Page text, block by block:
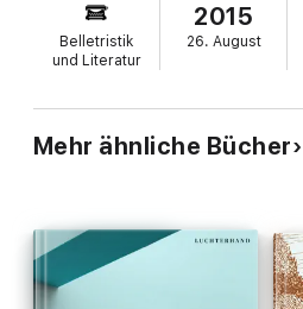
Belletristik
und Literatur
2015
26. August
Mehr ähnliche Bücher